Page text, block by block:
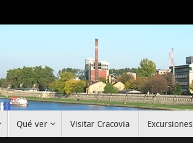
Qué ver Visitar Cracovia Excursiones